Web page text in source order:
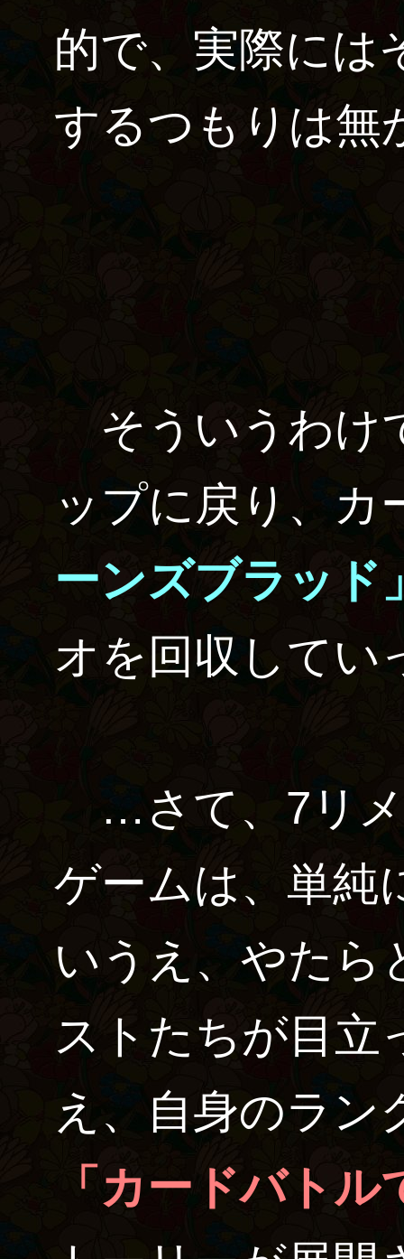
的で、実際には
するつもりは無
そういうわけ
ップに戻り、カ
ーンズブラッド
オを回収してい
…さて、7リメ
ゲームは、単純
いうえ、やたら
ストたちが目立
え、自身のラン
「カードバト